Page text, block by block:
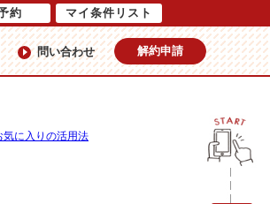
問い合わせ 解約申請
気に入りの活用法
約 マイ条件リスト